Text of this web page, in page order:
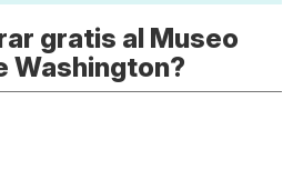
gratis al Museo
Washington?